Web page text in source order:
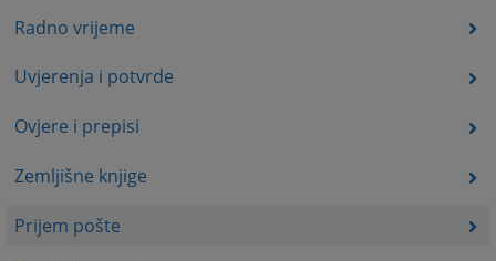
Radno vrijeme
Uvjerenja i potvrde
Ovjere i prepisi
Zemljišne knjige
Prijem pošte